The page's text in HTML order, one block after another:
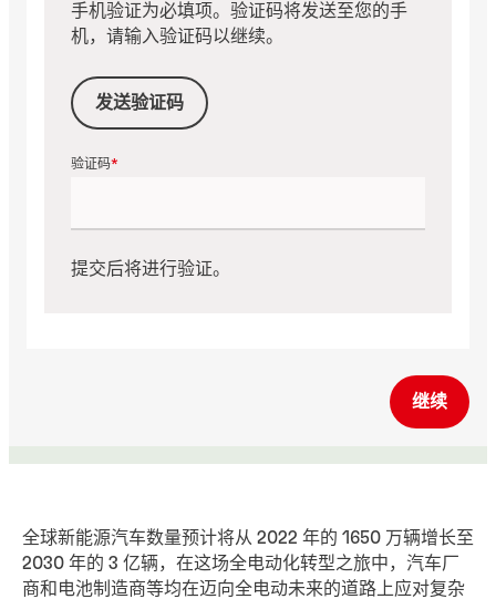
手机验证为必填项。验证码将发送至您的手
机，请输入验证码以继续。
验证码
提交后将进行验证。
发送验证码
继续
全球新能源汽车数量预计将从 2022 年的 1650 万辆增长至
2030 年的 3 亿辆，在这场全电动化转型之旅中，汽车厂
商和电池制造商等均在迈向全电动未来的道路上应对复杂